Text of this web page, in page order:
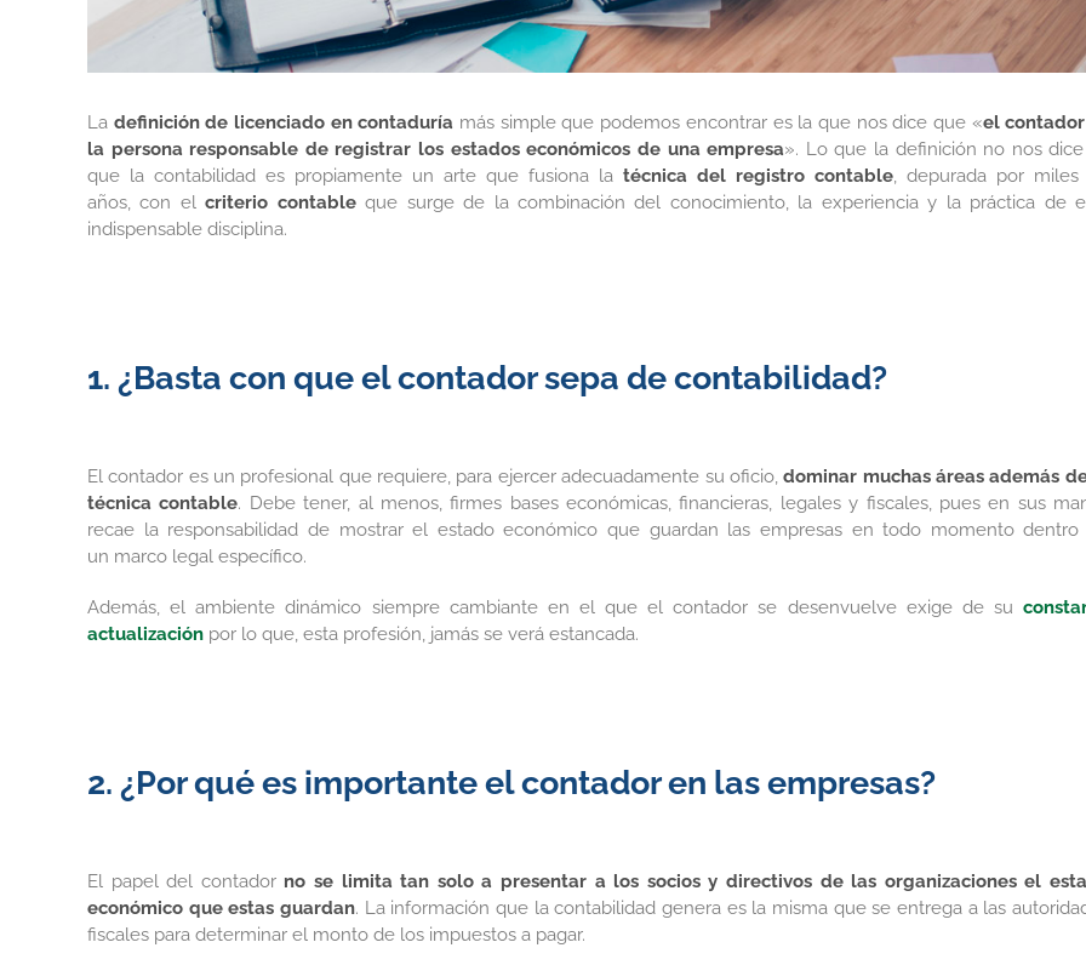
La definición de licenciado en contaduría más simple que podemos encontrar es la que nos dice que «el
la persona responsable de registrar los estados económicos de una empresa». Lo que la definición no nos
que la contabilidad es propiamente un arte que fusiona la técnica del registro contable, depurada por miles
años, con elcriterio contableque surge de la combinación del conocimiento, la experiencia y la práctica de
indispensable disciplina.
1. ¿Basta con que el contador sepa de contabilidad?
El contador es un profesional que requiere, para ejercer adecuadamente su oficio,dominar muchas áreas además
técnica contable. Debe tener, al menos, firmes bases económicas, financieras, legales y fiscales, pues en sus
recae la responsabilidad de mostrar el estado económico que guardan las empresas en todo momento dentro
un marco legal específico.
Además, el ambiente dinámico siempre cambiante en el que el contador se desenvuelve exige de su
actualización por lo que, esta profesión, jamás se verá estancada.
2. ¿Por qué es importante el contador en las empresas?
El papel del contador no se limita tan solo a presentar a los socios y directivos de las organizaciones el
económico que estas guardan. La información que la contabilidad genera es la misma que se entrega a las
fiscales para determinar el monto de los impuestos a pagar.